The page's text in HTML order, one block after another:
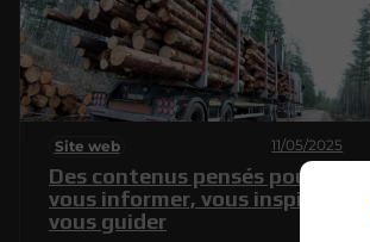
Site web 11/05/2025
Des contenus pensés pour
vous informer, vous inspirer,
vous guider